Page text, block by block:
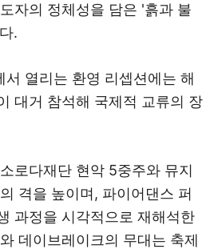
자의 정체성을 담은 '흙과 불
.
서 열리는 환영 리셉션에는 해
대거 참석해 국제적 교류의 장
로다재단 현악 5중주와 뮤지
격을 높이며, 파이어댄스 퍼
과정을 시각적으로 재해석한
데이브레이크의 무대는 축제